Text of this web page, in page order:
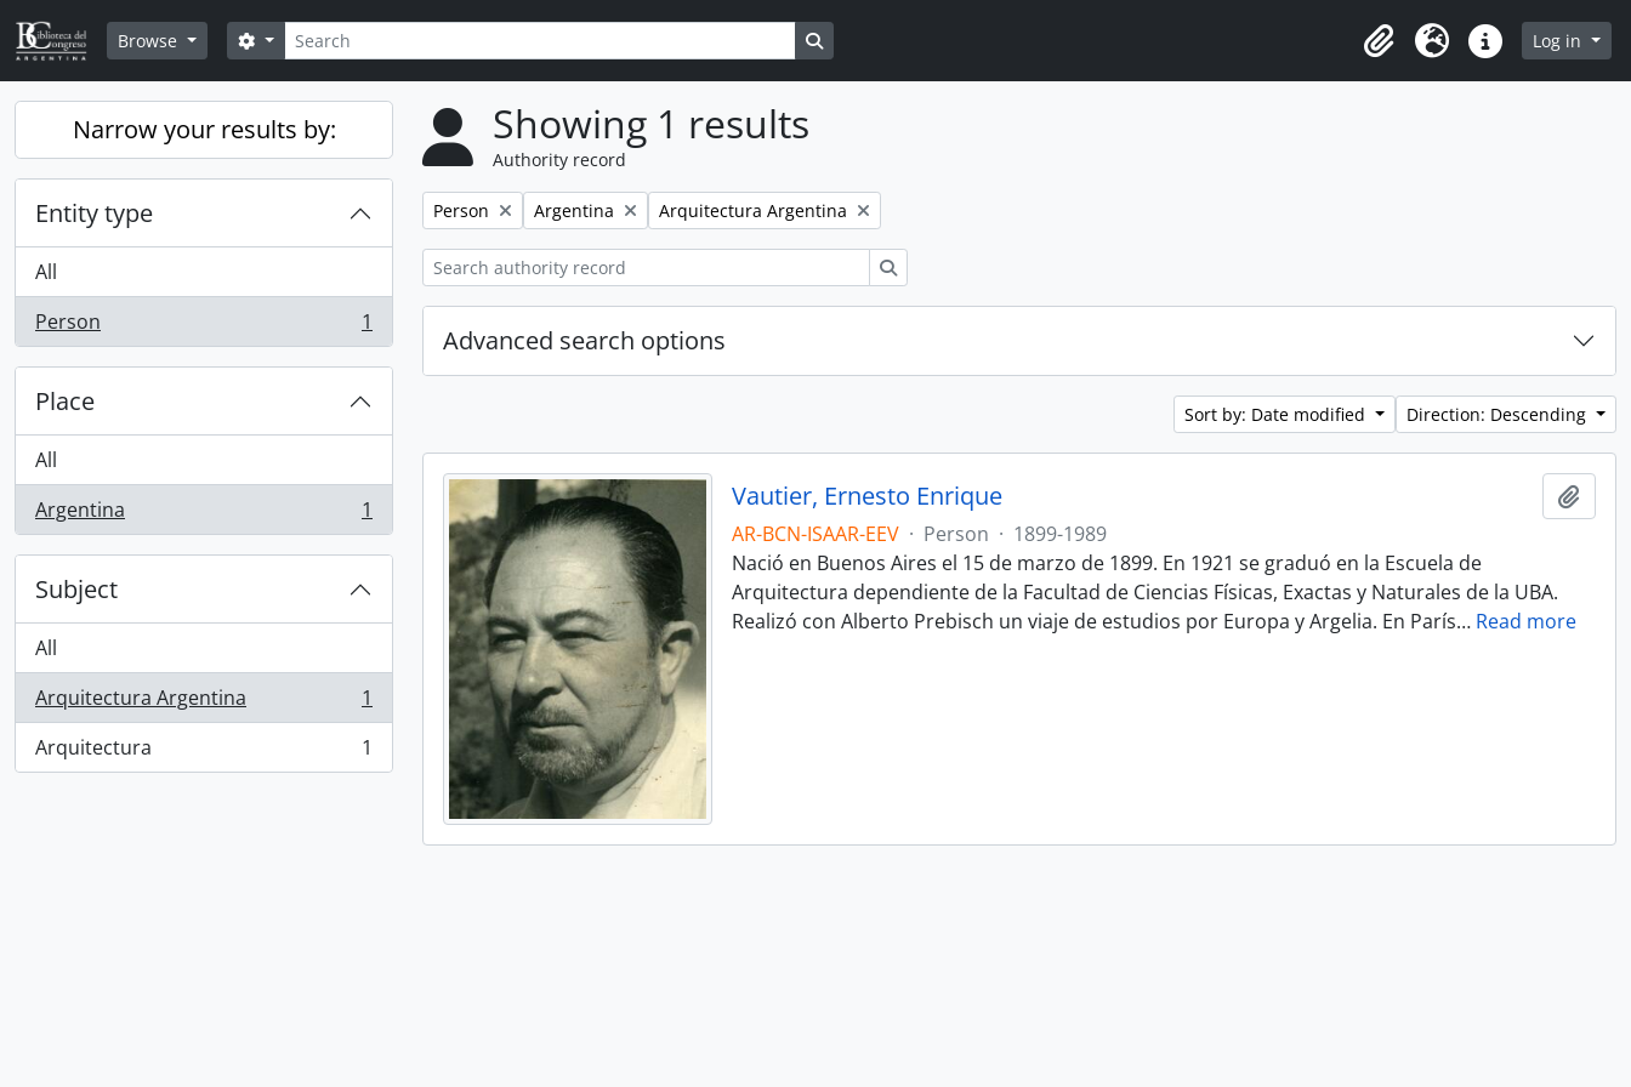
Skip to main content
Browse
Search
Search options
ClipboardLanguageQuick linksLog in
Narrow your results by:
Entity type
All
Person
, 1 results 1
Place
All
Argentina
, 1 results 1
Subject
All
Arquitectura Argentina
, 1 results
1
Arquitectura
, 1 results 1
Showing 1 results
Authority record
Remove filter:
Person Remove filter:
Argentina Remove filter:
Arquitectura Argentina
Advanced search options
Sort by: Date modified Direction: Descending
Vautier, Ernesto Enrique
AR-BCN-ISAAR-EEV · Person · 1899-1989
Nació en Buenos Aires el 15 de marzo de 1899. En 1921 se graduó en la Escuela de
Arquitectura dependiente de la Facultad de Ciencias Físicas, Exactas y Naturales de la UBA.
Realizó con Alberto Prebisch un viaje de estudios por Europa y Argelia. En París… Read more